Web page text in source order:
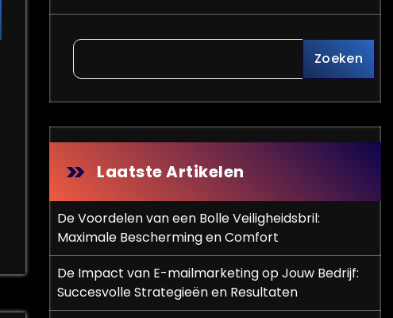
Zoeken
Laatste Artikelen
De Voordelen van een Bolle Veiligheidsbril:
Maximale Bescherming en Comfort
De Impact van E-mailmarketing op Jouw Bedrijf:
Succesvolle Strategieën en Resultaten